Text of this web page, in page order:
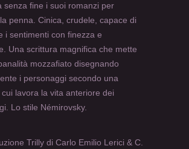
senza fine i suoi romanzi per
penna. Cinica, crudele, capace di
i sentimenti con finezza e
Una scrittura magnifica che mette
mozzafiato disegnando
i personaggi secondo una
lavora la vita anteriore dei
Lo stile Némirovsky.
Trilly di Carlo Emilio Lerici & C.